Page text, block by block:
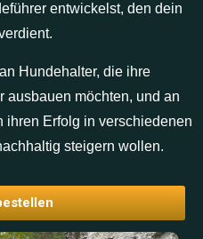
entwickelst, den dein
Hundehalter, die ihre
ausbauen möchten, und an
ihren Erfolg in verschiedenen
steigern wollen.